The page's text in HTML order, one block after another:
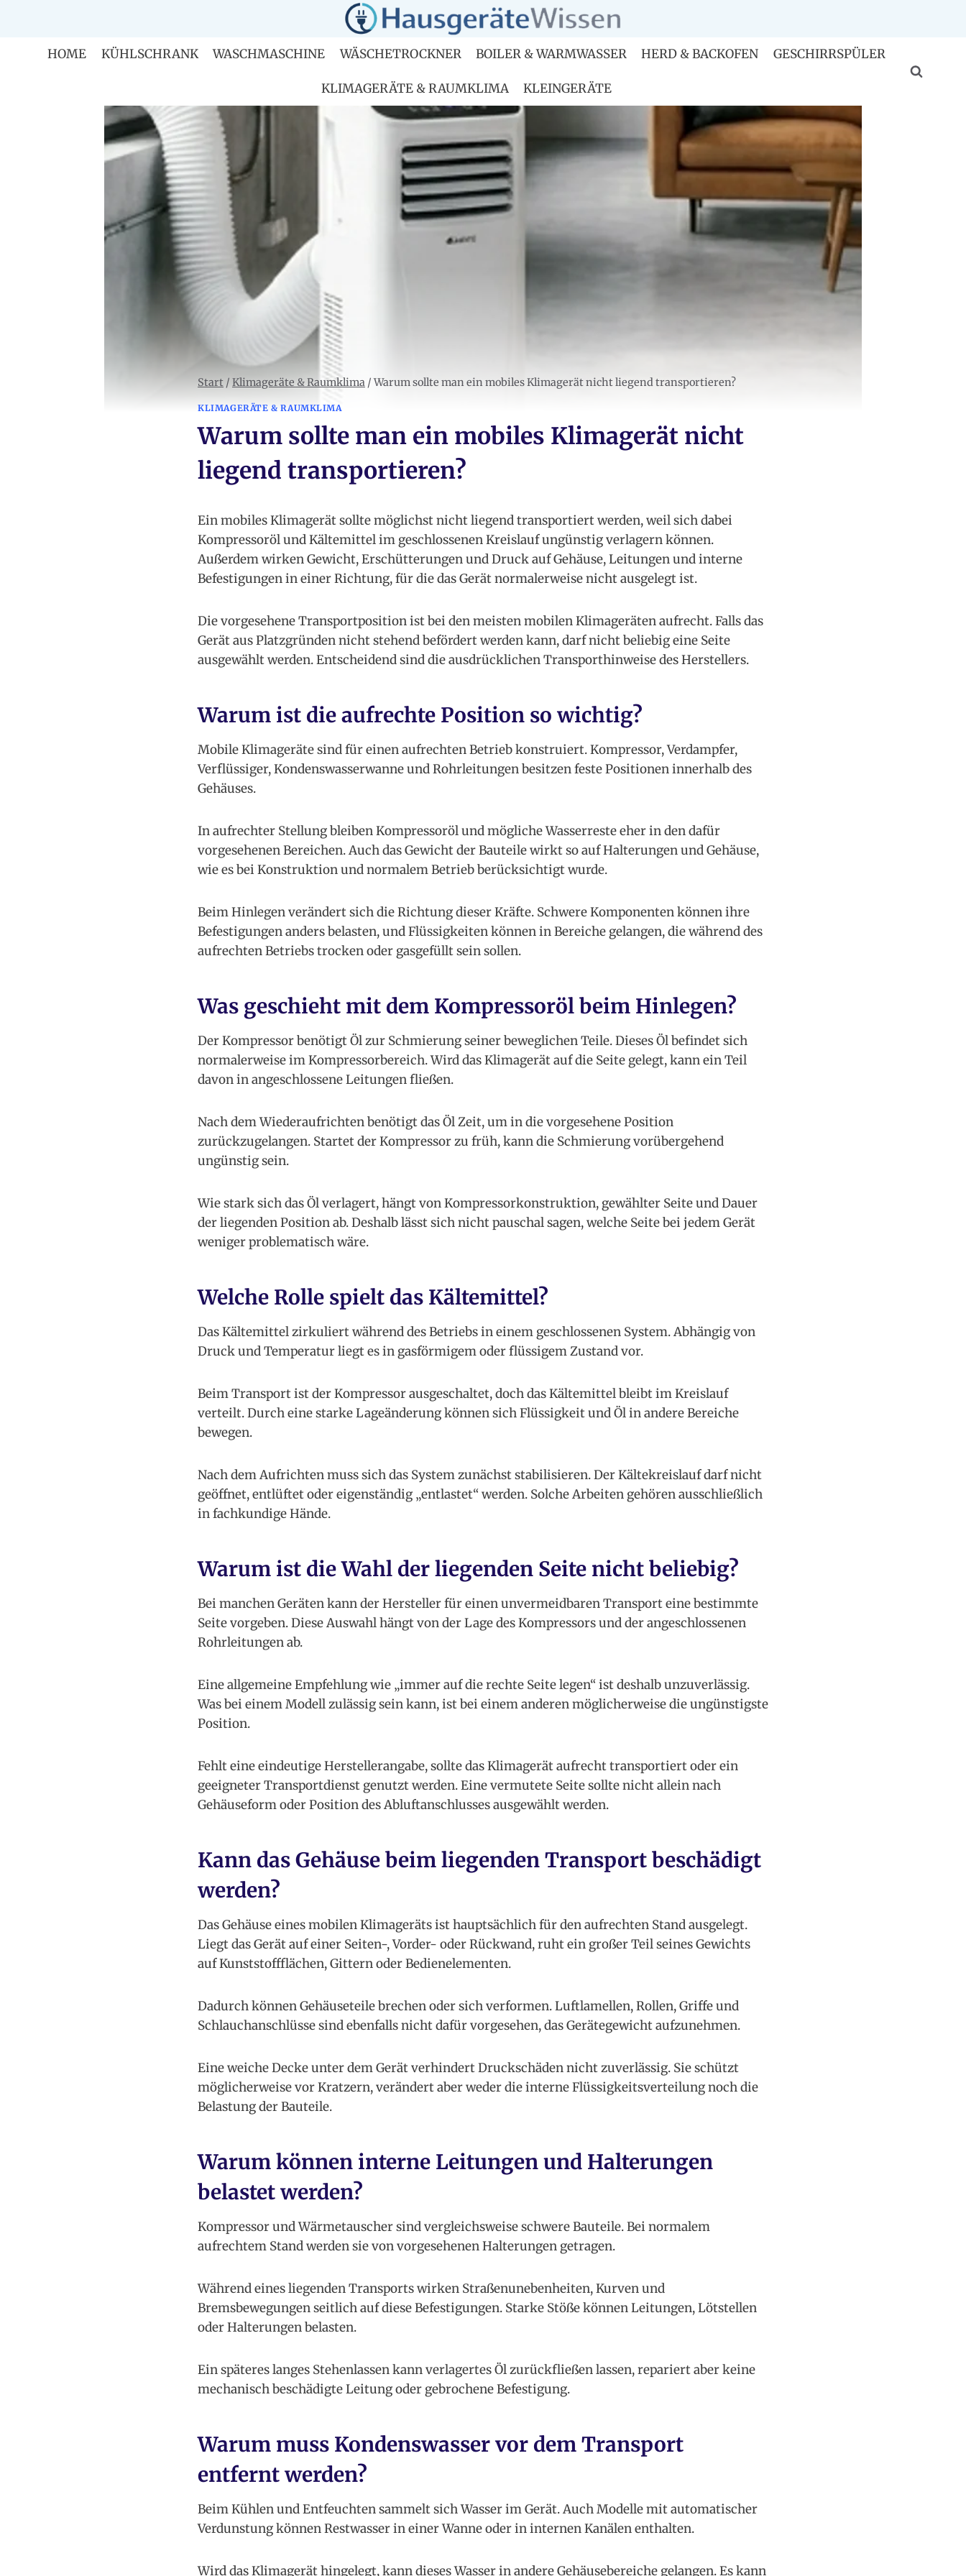
springenHOME KÜHLSCHRANK WASCHMASCHINE WÄSCHETROCKNER BOILER & WARMWASSER HERD & BACKOFEN GESCHIRRSPÜLER
KLIMAGERÄTE & RAUMKLIMA KLEINGERÄTE
Start / Klimageräte & Raumklima / Warum sollte man ein mobiles Klimagerät nicht liegend transportieren?
KLIMAGERÄTE & RAUMKLIMA
Warum sollte man ein mobiles Klimagerät nicht
liegend transportieren?
Ein mobiles Klimagerät sollte möglichst nicht liegend transportiert werden, weil sich dabei
Kompressoröl und Kältemittel im geschlossenen Kreislauf ungünstig verlagern können.
Außerdem wirken Gewicht, Erschütterungen und Druck auf Gehäuse, Leitungen und interne
Befestigungen in einer Richtung, für die das Gerät normalerweise nicht ausgelegt ist.
Die vorgesehene Transportposition ist bei den meisten mobilen Klimageräten aufrecht. Falls das
Gerät aus Platzgründen nicht stehend befördert werden kann, darf nicht beliebig eine Seite
ausgewählt werden. Entscheidend sind die ausdrücklichen Transporthinweise des Herstellers.
Warum ist die aufrechte Position so wichtig?
Mobile Klimageräte sind für einen aufrechten Betrieb konstruiert. Kompressor, Verdampfer,
Verflüssiger, Kondenswasserwanne und Rohrleitungen besitzen feste Positionen innerhalb des
Gehäuses.
In aufrechter Stellung bleiben Kompressoröl und mögliche Wasserreste eher in den dafür
vorgesehenen Bereichen. Auch das Gewicht der Bauteile wirkt so auf Halterungen und Gehäuse,
wie es bei Konstruktion und normalem Betrieb berücksichtigt wurde.
Beim Hinlegen verändert sich die Richtung dieser Kräfte. Schwere Komponenten können ihre
Befestigungen anders belasten, und Flüssigkeiten können in Bereiche gelangen, die während des
aufrechten Betriebs trocken oder gasgefüllt sein sollen.
Was geschieht mit dem Kompressoröl beim Hinlegen?
Der Kompressor benötigt Öl zur Schmierung seiner beweglichen Teile. Dieses Öl befindet sich
normalerweise im Kompressorbereich. Wird das Klimagerät auf die Seite gelegt, kann ein Teil
davon in angeschlossene Leitungen fließen.
Nach dem Wiederaufrichten benötigt das Öl Zeit, um in die vorgesehene Position
zurückzugelangen. Startet der Kompressor zu früh, kann die Schmierung vorübergehend
ungünstig sein.
Wie stark sich das Öl verlagert, hängt von Kompressorkonstruktion, gewählter Seite und Dauer
der liegenden Position ab. Deshalb lässt sich nicht pauschal sagen, welche Seite bei jedem Gerät
weniger problematisch wäre.
Welche Rolle spielt das Kältemittel?
Das Kältemittel zirkuliert während des Betriebs in einem geschlossenen System. Abhängig von
Druck und Temperatur liegt es in gasförmigem oder flüssigem Zustand vor.
Beim Transport ist der Kompressor ausgeschaltet, doch das Kältemittel bleibt im Kreislauf
verteilt. Durch eine starke Lageänderung können sich Flüssigkeit und Öl in andere Bereiche
bewegen.
Nach dem Aufrichten muss sich das System zunächst stabilisieren. Der Kältekreislauf darf nicht
geöffnet, entlüftet oder eigenständig „entlastet“ werden. Solche Arbeiten gehören ausschließlich
in fachkundige Hände.
Warum ist die Wahl der liegenden Seite nicht beliebig?
Bei manchen Geräten kann der Hersteller für einen unvermeidbaren Transport eine bestimmte
Seite vorgeben. Diese Auswahl hängt von der Lage des Kompressors und der angeschlossenen
Rohrleitungen ab.
Eine allgemeine Empfehlung wie „immer auf die rechte Seite legen“ ist deshalb unzuverlässig.
Was bei einem Modell zulässig sein kann, ist bei einem anderen möglicherweise die ungünstigste
Position.
Fehlt eine eindeutige Herstellerangabe, sollte das Klimagerät aufrecht transportiert oder ein
geeigneter Transportdienst genutzt werden. Eine vermutete Seite sollte nicht allein nach
Gehäuseform oder Position des Abluftanschlusses ausgewählt werden.
Kann das Gehäuse beim liegenden Transport beschädigt
werden?
Das Gehäuse eines mobilen Klimageräts ist hauptsächlich für den aufrechten Stand ausgelegt.
Liegt das Gerät auf einer Seiten-, Vorder- oder Rückwand, ruht ein großer Teil seines Gewichts
auf Kunststoffflächen, Gittern oder Bedienelementen.
Dadurch können Gehäuseteile brechen oder sich verformen. Luftlamellen, Rollen, Griffe und
Schlauchanschlüsse sind ebenfalls nicht dafür vorgesehen, das Gerätegewicht aufzunehmen.
Eine weiche Decke unter dem Gerät verhindert Druckschäden nicht zuverlässig. Sie schützt
möglicherweise vor Kratzern, verändert aber weder die interne Flüssigkeitsverteilung noch die
Belastung der Bauteile.
Warum können interne Leitungen und Halterungen
belastet werden?
Kompressor und Wärmetauscher sind vergleichsweise schwere Bauteile. Bei normalem
aufrechtem Stand werden sie von vorgesehenen Halterungen getragen.
Während eines liegenden Transports wirken Straßenunebenheiten, Kurven und
Bremsbewegungen seitlich auf diese Befestigungen. Starke Stöße können Leitungen, Lötstellen
oder Halterungen belasten.
Ein späteres langes Stehenlassen kann verlagertes Öl zurückfließen lassen, repariert aber keine
mechanisch beschädigte Leitung oder gebrochene Befestigung.
Warum muss Kondenswasser vor dem Transport
entfernt werden?
Beim Kühlen und Entfeuchten sammelt sich Wasser im Gerät. Auch Modelle mit automatischer
Verdunstung können Restwasser in einer Wanne oder in internen Kanälen enthalten.
Wird das Klimagerät hingelegt, kann dieses Wasser in andere Gehäusebereiche gelangen. Es kann